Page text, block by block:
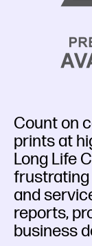
Count on
prints at
Long Life
frustrating
and
reports,
business